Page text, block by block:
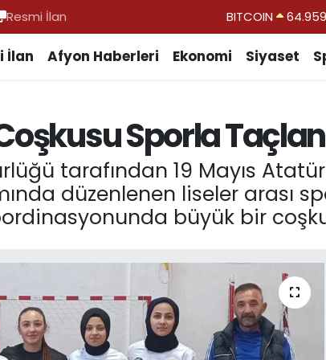
Resmi İlan DOLAR
BİST100
BITCOIN
İlan Afyon Haberleri Ekonomi Siyaset
Sporla
tarafından 19 Mayıs
düzenlenen liseler arası
büyük bir